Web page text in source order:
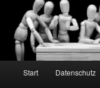
Start Datenschutz